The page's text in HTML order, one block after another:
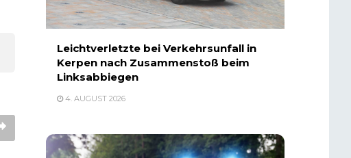
Leichtverletzte bei Verkehrsunfall in
Kerpen nach Zusammenstoß beim
Linksabbiegen
4. AUGUST 2026